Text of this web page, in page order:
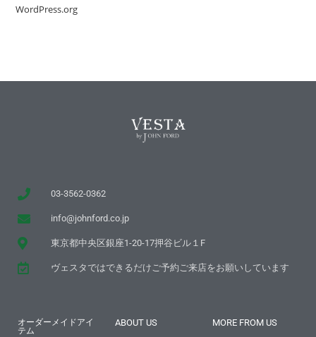
WordPress.org
03-3562-0362
info@johnford.co.jp
東京都中央区銀座1-20-17押谷ビル１F
ヴェスタではできるだけご予約ご来店をお願いしています
オーダーメイドアイ
テム
ABOUT US MORE FROM US